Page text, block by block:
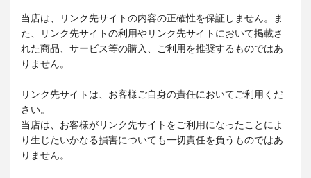
当店は、リンク先サイトの内容の正確性を保証しません。ま
た、リンク先サイトの利用やリンク先サイトにおいて掲載さ
れた商品、サービス等の購入、ご利用を推奨するものではあ
りません。
リンク先サイトは、お客様ご自身の責任においてご利用くだ
さい。
当店は、お客様がリンク先サイトをご利用になったことによ
り生じたいかなる損害についても一切責任を負うものではあ
りません。